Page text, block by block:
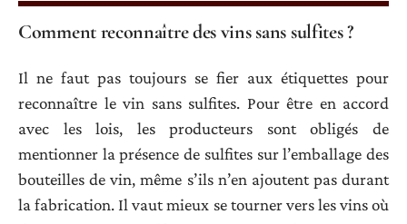
Comment reconnaître des vins sans sulfites ?
Il ne faut pas toujours se fier aux étiquettes pour
reconnaître le vin sans sulfites. Pour être en accord
avec les lois, les producteurs sont obligés de
mentionner la présence de sulfites sur l’emballage des
bouteilles de vin, même s’ils n’en ajoutent pas durant
la fabrication. Il vaut mieux se tourner vers les vins où